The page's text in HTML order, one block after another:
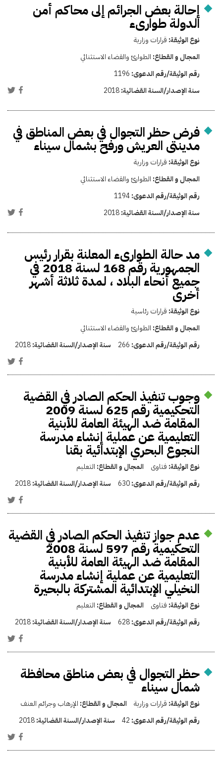
إحالة بعض الجرائم إلى محاكم أمن
الدولة طوارىء
نوع الوثيقة: قرارات وزارية
المجال و القطاع: الطوارئ والقضاء الاستثنائي
رقم الوثيقة/رقم الدعوى: 1196
سنة الإصدار/السنة القضائية:2018
فرض حظر التجوال في بعض المناطق في
مدينتى العريش ورفح بشمال سيناء
نوع الوثيقة: قرارات وزارية
المجال و القطاع: الطوارئ والقضاء الاستثنائي
رقم الوثيقة/رقم الدعوى:1194
سنة الإصدار/السنة القضائية:2018
مد حالة الطوارىء المعلنة بقرار رئيس
الجمهورية رقم 168 لسنة 2018 في
جميع أنحاء البلاد ، لمدة ثلاثة أشهر
أخرى
نوع الوثيقة: قرارات رئاسية
المجال و القطاع: الطوارئ والقضاء الاستثنائي
رقم الوثيقة/رقم الدعوى: 266 سنة الإصدار/السنة القضائية:2018
وجوب تنفيذ الحكم الصادر في القضية
التحكيمية رقم 625 لسنة 2009
المقامة ضد الهيئة العامة للأبنية
التعليمية عن عملية إنشاء مدرسة
النجوع البحري الإبتدائية بقنا
نوع الوثيقة: فتاوى المجال و القطاع: التعليم
رقم الوثيقة/رقم الدعوى:630 سنة الإصدار/السنة القضائية:2018
عدم جواز تنفيذ الحكم الصادر في القضية
التحكيمية رقم 597 لسنة 2008
المقامة ضد الهيئة العامة للأبنية
التعليمية عن عملية إنشاء مدرسة
النخيلي الإبتدائية المشتركة بالبحيرة
نوع الوثيقة: فتاوى المجال و القطاع: التعليم
رقم الوثيقة/رقم الدعوى:628 سنة الإصدار/السنة القضائية:2018
حظر التجوال في بعض مناطق محافظة
شمال سيناء
نوع الوثيقة: قرارات وزارية المجال و القطاع: الإرهاب وجرائم العنف
رقم الوثيقة/رقم الدعوى: 42 سنة الإصدار/السنة القضائية:2018